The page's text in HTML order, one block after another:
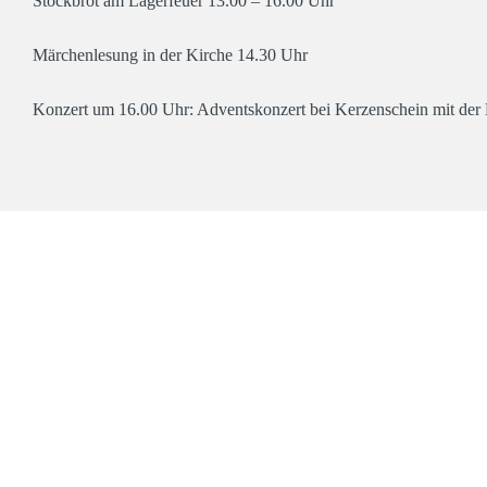
Märchenlesung in der Kirche 14.30 Uhr
Konzert um 16.00 Uhr: Adventskonzert bei Kerzenschein mit der